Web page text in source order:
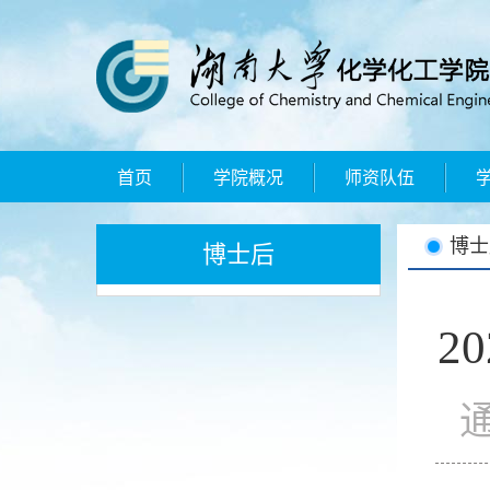
首页 学院概况 师资队伍
博士后 博